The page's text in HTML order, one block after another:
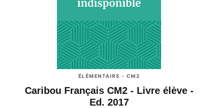
ÉLÉMENTAIRE - CM2
Caribou Français CM2 - Livre élève -
Ed. 2017